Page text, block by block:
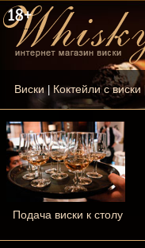
Виски| Коктейли с виски
Подача виски к столу